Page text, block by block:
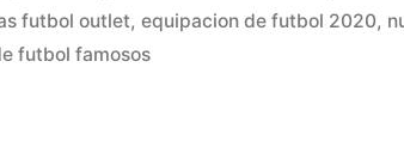
en
futbol outlet,equipacion de futbol 2020,
futbol famosos